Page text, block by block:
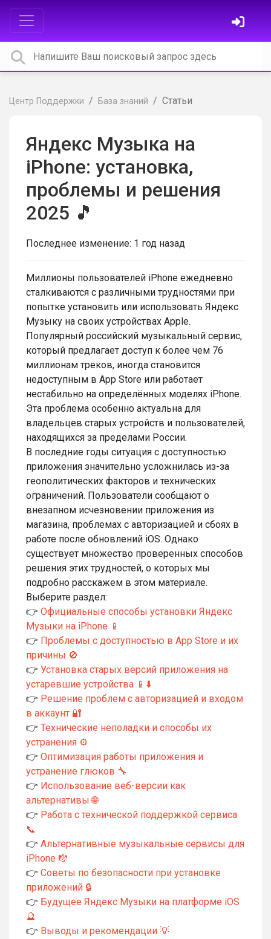
Центр Поддержки База знаний Статьи
Яндекс Музыка на
iPhone: установка,
проблемы и решения
2025 🎵
Последнее изменение: 1 год назад
Миллионы пользователей iPhone ежедневно
сталкиваются с различными трудностями при
попытке установить или использовать Яндекс
Музыку на своих устройствах Apple.
Популярный российский музыкальный сервис,
который предлагает доступ к более чем 76
миллионам треков, иногда становится
недоступным в App Store или работает
нестабильно на определённых моделях iPhone.
Эта проблема особенно актуальна для
владельцев старых устройств и пользователей,
находящихся за пределами России.
В последние годы ситуация с доступностью
приложения значительно усложнилась из-за
геополитических факторов и технических
ограничений. Пользователи сообщают о
внезапном исчезновении приложения из
магазина, проблемах с авторизацией и сбоях в
работе после обновлений iOS. Однако
существует множество проверенных способов
решения этих трудностей, о которых мы
подробно расскажем в этом материале.
Выберите раздел:
👉 Официальные способы установки Яндекс
Музыки на iPhone 📱
👉 Проблемы с доступностью в App Store и их
причины 🚫
👉 Установка старых версий приложения на
устаревшие устройства 📱⬇️
👉 Решение проблем с авторизацией и входом
в аккаунт 🔐
👉 Технические неполадки и способы их
устранения ⚙️
👉 Оптимизация работы приложения и
устранение глюков 🔧
👉 Использование веб-версии как
альтернативы 🌐
👉 Работа с технической поддержкой сервиса
📞
👉 Альтернативные музыкальные сервисы для
iPhone 🎼
👉 Советы по безопасности при установке
приложений 🔒
👉 Будущее Яндекс Музыки на платформе iOS
🔮
👉 Выводы и рекомендации 💡